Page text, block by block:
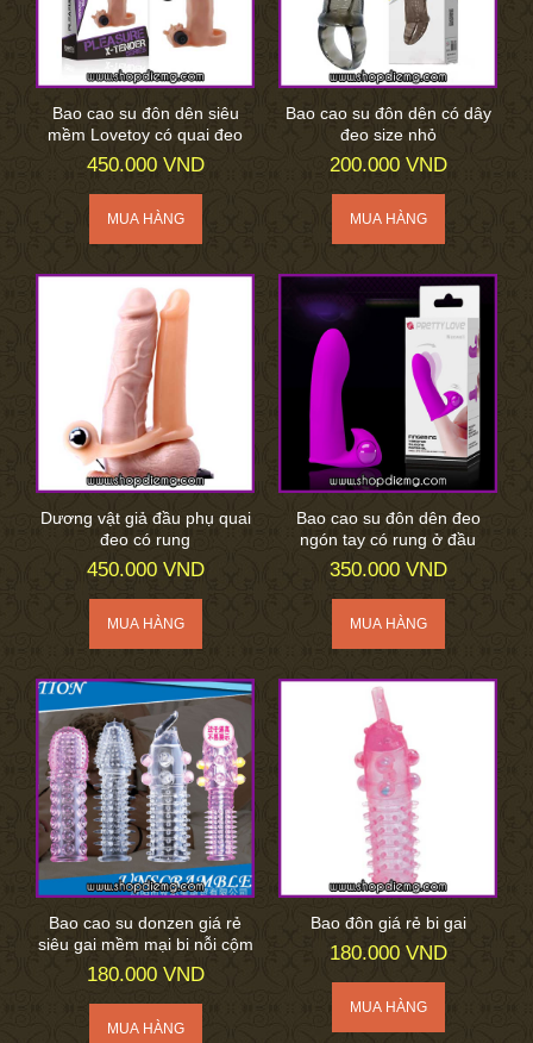
Bao cao su đôn dên siêu
mềm Lovetoy có quai đeo
450.000 VND
Bao cao su đôn dên có dây
đeo size nhỏ
200.000 VND
Dương vật giả đầu phụ quai
đeo có rung
450.000 VND
Bao cao su đôn dên đeo
ngón tay có rung ở đầu
350.000 VND
Bao cao su donzen giá rẻ
siêu gai mềm mại bi nỗi cộm
180.000 VND
Bao đôn giá rẻ bi gai
180.000 VND